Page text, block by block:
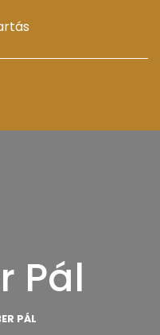
Pál
PÁL